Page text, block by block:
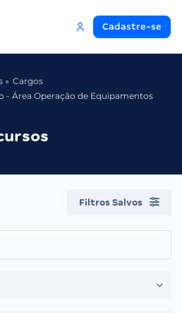
Cadastre-se
Cargos
- Área Operação de Equipamentos
Filtros Salvos